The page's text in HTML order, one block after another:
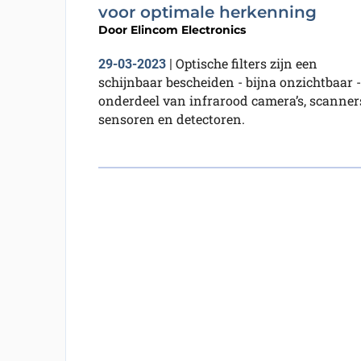
voor optimale herkenning
Door Elincom Electronics
29-03-2023| Optische filters zijn een
schijnbaar bescheiden - bijna onzichtbaar -
onderdeel van infrarood camera’s,
sensoren en detectoren.